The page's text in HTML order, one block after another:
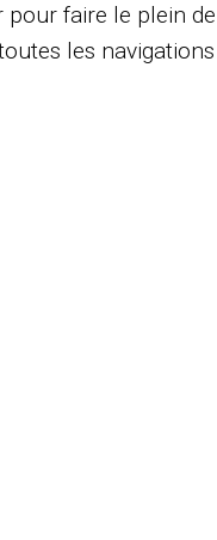
pour faire le plein
les